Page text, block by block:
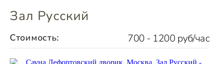
Зал Русский
Стоимость: 700 - 1200 руб/час